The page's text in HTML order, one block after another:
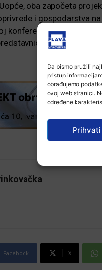
Da bismo pružili
pristup
obrađujemo
ovoj web stranici.
određene
Prihvati
oba započeta
i gospodarstva
konferenciji ovih dvaju
agencija,
-Marketing-
Facebook X